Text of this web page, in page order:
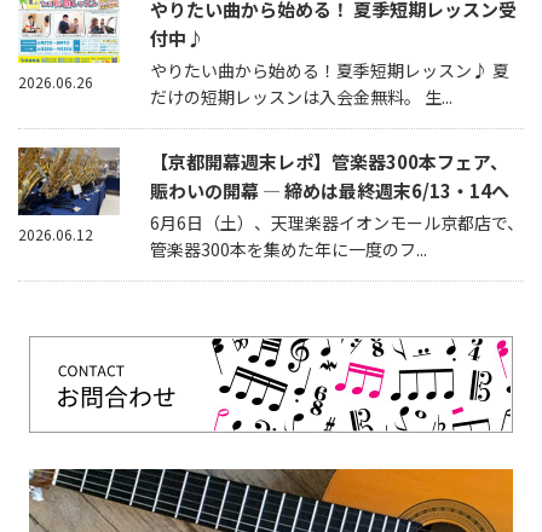
やりたい曲から始める！ 夏季短期レッスン受
付中♪
やりたい曲から始める！夏季短期レッスン♪ 夏
だけの短期レッスンは入会金無料。 生...
2026.06.26
【京都開幕週末レポ】管楽器300本フェア、
賑わいの開幕 — 締めは最終週末6/13・14へ
6月6日（土）、天理楽器イオンモール京都店で、
管楽器300本を集めた年に一度のフ...
2026.06.12